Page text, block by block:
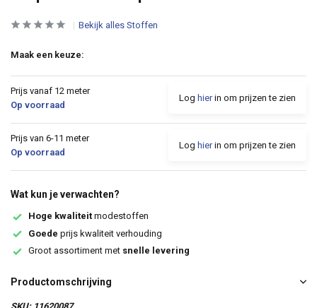
Bekijk alles Stoffen
Maak een keuze:
Prijs vanaf 12 meter
Op voorraad
Log hierin om prijzen te zien
Prijs van 6-11 meter
Op voorraad
Log hierin om prijzen te zien
Wat kun je verwachten?
Hoge kwaliteit modestoffen
Goede prijs kwaliteit verhouding
Groot assortiment met snelle levering
Productomschrijving